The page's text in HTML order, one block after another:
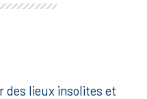
des lieux insolites et